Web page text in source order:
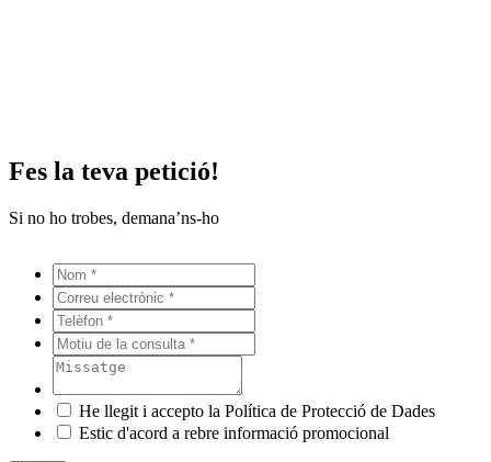
Fes la teva petició!
Si no ho trobes, demana’ns-ho
He llegit i accepto la Política de Protecció de Dades
Estic d'acord a rebre informació promocional